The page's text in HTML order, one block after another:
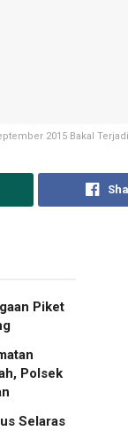
2015 Bakal
Piket
Polsek
Selaras